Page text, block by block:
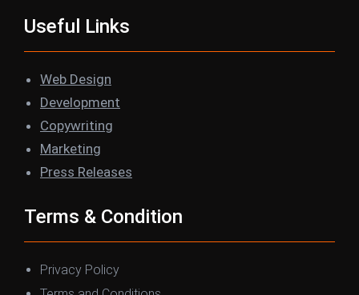
e
b
o
o
k
t
t
e
r
k
e
d
I
n
t
a
r
Useful Links
Web Design
Development
Copywriting
Marketing
Press Releases
Terms & Condition
Privacy Policy